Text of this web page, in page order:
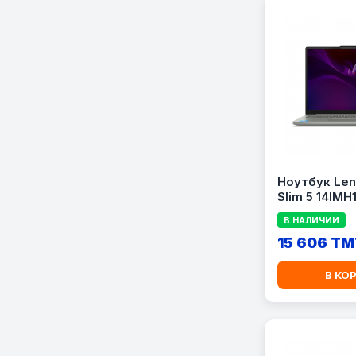
Ноутбук
Slim 5
Core Ultra 5
RAM 512GB
В НАЛИЧИИ
15 606
В